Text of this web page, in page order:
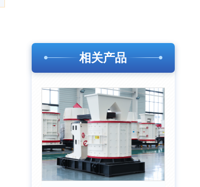
相关产品